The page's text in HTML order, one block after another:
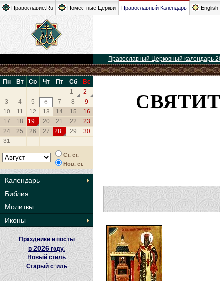
Православие.Ru Поместные Церкви Православный Календарь English
Православный Церковный календарь
Пн Вт Ср Чт Пт Сб
Вс
1
2
3
4 5 6 7 8
9
10
11 12 13 14 15
16
17
18 19 20 21 22
23
24
25 26 27 28 29
30
31
Ст. ст.
Нов. ст.
Календарь
Библия
Молитвы
Иконы
Праздники и посты
в2026 году.
Новый стиль
Старый стиль